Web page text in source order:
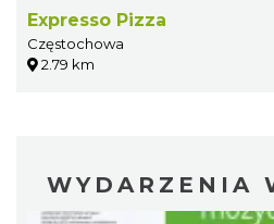
Expresso Pizza
Częstochowa
2.79 km
WYDARZENIA